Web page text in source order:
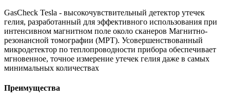
GasCheck Tesla - высокочувствительный детектор утечек
гелия, разработанный для эффективного использования при
интенсивном магнитном поле около сканеров Магнитно-
резонансной томографии (МРТ). Усовершенствованный
микродетектор по теплопроводности прибора обеспечивает
мгновенное, точное измерение утечек гелия даже в самых
минимальных количествах
Преимущества